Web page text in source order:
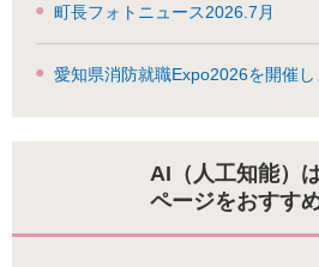
町長フォトニュース2026.7月
愛知県消防就職Expo2026を開催し
AI（人工知能）
ページをおすす